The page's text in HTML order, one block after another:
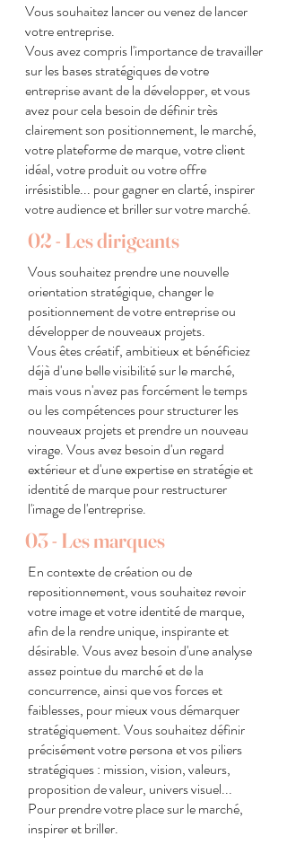
Vous souhaitez lancer ou venez de lancer
votre entreprise.
Vous avez compris l'importance de travailler
sur les bases stratégiques de votre
entreprise avant de la développer, et vous
avez pour cela besoin de définir très
clairement son positionnement, le marché,
votre plateforme de marque, votre client
idéal, votre produit ou votre offre
irrésistible... pour gagner en clarté, inspirer
votre audience et briller sur votre marché.
02 - Les dirigeants
Vous souhaitez prendre une nouvelle
orientation stratégique, changer le
positionnement de votre entreprise ou
développer de nouveaux projets.
Vous êtes créatif, ambitieux et bénéficiez
déjà d'une belle visibilité sur le marché,
mais vous n'avez pas forcément le temps
ou les compétences pour structurer les
nouveaux projets et prendre un nouveau
virage. Vous avez besoin d'un regard
extérieur et d'une expertise en stratégie et
identité de marque pour restructurer
l'image de l'entreprise.
03 - Les marques
En contexte de création ou de
repositionnement, vous souhaitez revoir
votre image et votre identité de marque,
afin de la rendre unique, inspirante et
désirable. Vous avez besoin d'une analyse
assez pointue du marché et de la
concurrence, ainsi que vos forces et
faiblesses, pour mieux vous démarquer
stratégiquement. Vous souhaitez définir
précisément votre persona et vos piliers
stratégiques : mission, vision, valeurs,
proposition de valeur, univers visuel...
Pour prendre votre place sur le marché,
inspirer et briller.